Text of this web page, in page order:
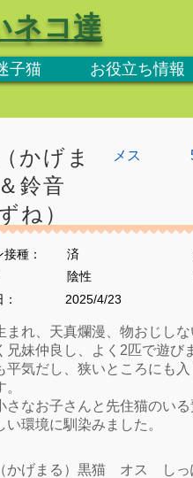
子猫 お役立ち情報
コ達
メス
かげま
鈴音
ね）
種： 済
陰性
2025/4/23
まれ、天真爛漫、物おじしな
兄妹仲良し、よく2匹で遊び
平気だし、狭いところにも
さなお子さんと先住猫のい
い環境に馴染みました。
かげまる）黒猫 オス しっ